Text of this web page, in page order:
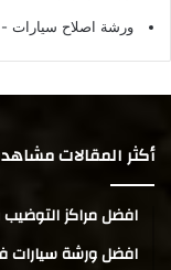
ورشة اصلاح سيارات -
أكثر المقالات
افضل مراكز
افضل ورشة سيارات